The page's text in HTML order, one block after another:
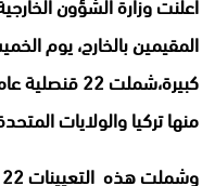
كبيرة،شملت
منها تركيا والولايات